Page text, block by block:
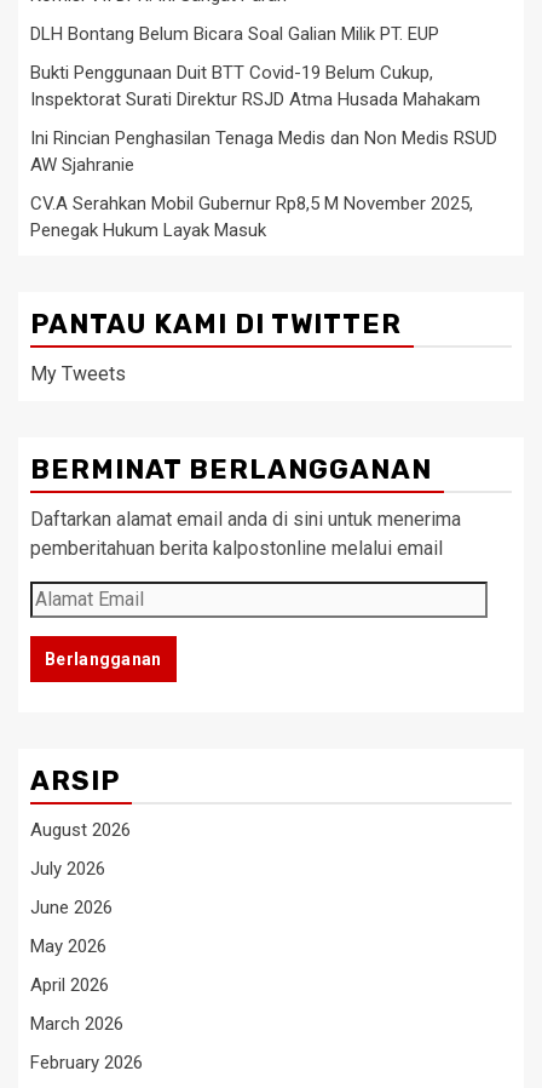
DLH Bontang Belum Bicara Soal Galian Milik PT. EUP
Bukti Penggunaan Duit BTT Covid-19 Belum Cukup,
Inspektorat Surati Direktur RSJD Atma Husada Mahakam
Ini Rincian Penghasilan Tenaga Medis dan Non Medis RSUD
AW Sjahranie
CV.A Serahkan Mobil Gubernur Rp8,5 M November 2025,
Penegak Hukum Layak Masuk
PANTAU KAMI DI TWITTER
My Tweets
BERMINAT BERLANGGANAN
Daftarkan alamat email anda di sini untuk menerima
pemberitahuan berita kalpostonline melalui email
Alamat
Email
Berlangganan
ARSIP
August 2026
July 2026
June 2026
May 2026
April 2026
March 2026
February 2026